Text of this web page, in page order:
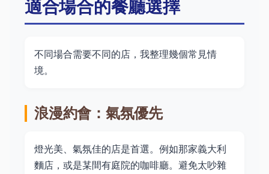
適合場合的餐廳選擇
不同場合需要不同的店，我整理幾個常見情
境。
浪漫約會：氣氛優先
燈光美、氣氛佳的店是首選。例如那家義大利
麵店，或是某間有庭院的咖啡廳。避免太吵雜